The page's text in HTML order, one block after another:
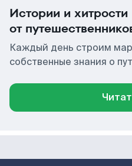
Истории и хитрости
от
Каждый день строим
собственные знания о